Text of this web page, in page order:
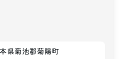
県菊池郡菊陽町